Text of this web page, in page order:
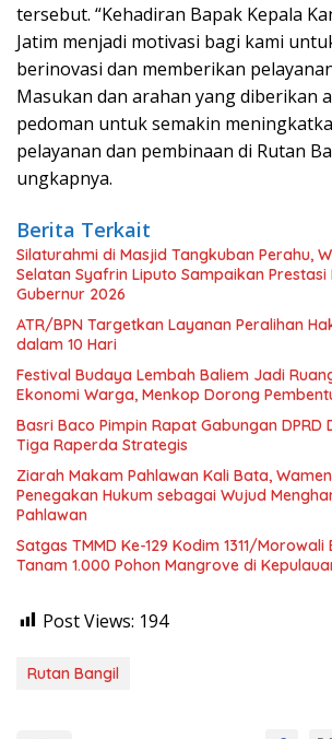
tersebut. “Kehadiran Bapak Kepala
Jatim menjadi motivasi bagi kami
berinovasi dan memberikan
Masukan dan arahan yang diberikan
pedoman untuk semakin
pelayanan dan pembinaan di Rutan
ungkapnya.
Berita Terkait
Silaturahmi di Masjid Tangkuban Perahu,
Selatan Syafrin Liputo Sampaikan Prestasi
Gubernur 2026
ATR/BPN Targetkan Layanan Peralihan
dalam 10 Hari
Festival Budaya Lembah Baliem Jadi
Ekonomi Warga, Menkop Dorong
Basri Baco Pimpin Rapat Gabungan DPRD
Tiga Raperda Strategis
Ziarah Makam Pahlawan Kali Bata,
Penegakan Hukum sebagai Wujud
Pahlawan
Satgas TMMD Ke-129 Kodim 1311/
Tanam 1.000 Pohon Mangrove di
Post Views: 194
Rutan Bangil